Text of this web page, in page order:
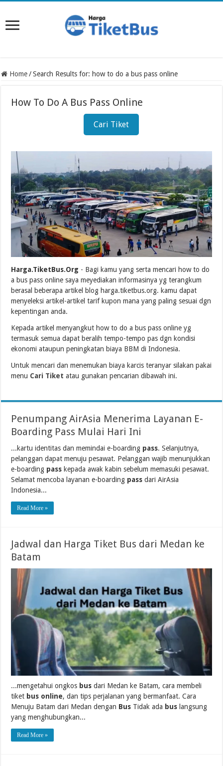
Home / Search Results for: how to do a bus pass online
How To Do A Bus Pass Online
Cari Tiket
Harga.TiketBus.Org - Bagi kamu yang serta mencari how to do
a bus pass online saya meyediakan informasinya yg terangkum
berasal beberapa artikel blog harga.tiketbus.org. kamu dapat
menyeleksi artikel-artikel tarif kupon mana yang paling sesuai dgn
kepentingan anda.
Kepada artikel menyangkut how to do a bus pass online yg
termasuk semua dapat beralih tempo-tempo pas dgn kondisi
ekonomi ataupun peningkatan biaya BBM di Indonesia.
Untuk mencari dan menemukan biaya karcis teranyar silakan pakai
menu Cari Tiket atau gunakan pencarian dibawah ini.
Penumpang AirAsia Menerima Layanan E-
Boarding Pass Mulai Hari Ini
...kartu identitas dan memindai e-boarding pass. Selanjutnya,
pelanggan dapat menuju pesawat. Pelanggan wajib menunjukkan
e-boarding pass kepada awak kabin sebelum memasuki pesawat.
Selamat mencoba layanan e-boarding pass dari AirAsia
Indonesia...
Read More »
Jadwal dan Harga Tiket Bus dari Medan ke
Batam
...mengetahui ongkos bus dari Medan ke Batam, cara membeli
tiket bus online, dan tips perjalanan yang bermanfaat. Cara
Menuju Batam dari Medan dengan Bus Tidak ada bus langsung
yang menghubungkan...
Read More »